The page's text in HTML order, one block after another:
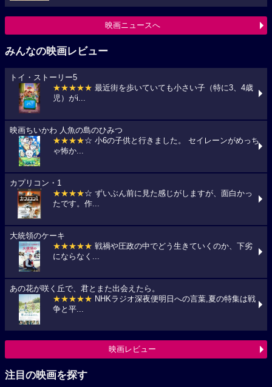
映画ニュースへ
みんなの映画レビュー
トイ・ストーリー5
★★★★★ 最近街を歩いていても小さい子（特に3、4歳
児）がi...
映画ちいかわ 人魚の島のひみつ
★★★★☆ 小6の子供と行きました。 セイレーンがめっち
ゃ怖か...
カプリコン・1
★★★★☆ ずいぶん前に見た感じがしますが、面白かっ
たです。作...
大統領のケーキ
★★★★★ 戦禍や圧政の中でどう生きていくのか、下劣
にならなく...
あの花が咲く丘で、君とまた出会えたら。
★★★★★ NHKラジオ深夜便明日への言葉,夏の特集は戦
争と平...
映画レビュー
注目の映画を探す